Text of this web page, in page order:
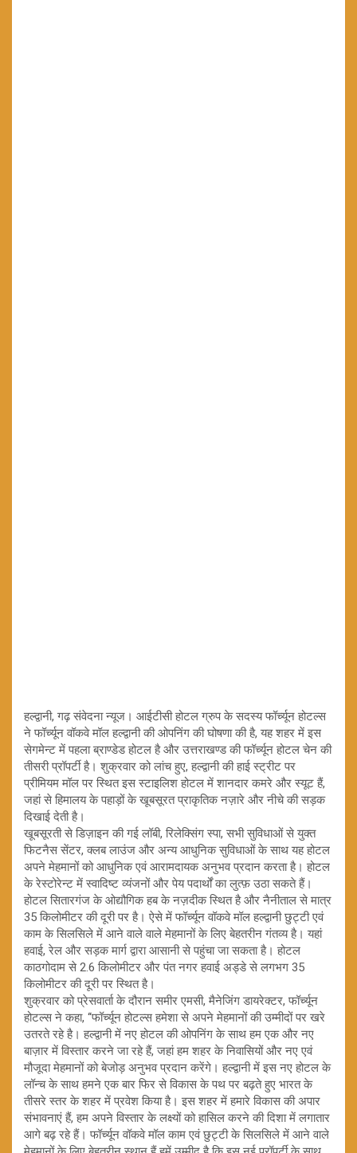
हल्द्वानी, गढ़ संवेदना न्यूज। आईटीसी होटल ग्रुप के सदस्य फॉर्च्यून होटल्स
ने फॉर्च्यून वॉकवे मॉल हल्द्वानी की ओपनिंग की घोषणा की है, यह शहर में इस
सेगमेन्ट में पहला ब्राण्डेड होटल है और उत्तराखण्ड की फॉर्च्यून होटल चेन की
तीसरी प्रॉपर्टी है। शुक्रवार को लांच हुए, हल्द्वानी की हाई स्ट्रीट पर
प्रीमियम मॉल पर स्थित इस स्टाइलिश होटल में शानदार कमरे और स्यूट हैं,
जहां से हिमालय के पहाड़ों के खूबसूरत प्राकृतिक नज़ारे और नीचे की सड़क
दिखाई देती है।
खूबसूरती से डिज़ाइन की गई लॉबी, रिलेक्सिंग स्पा, सभी सुविधाओं से युक्त
फिटनैस सेंटर, क्लब लाउंज और अन्य आधुनिक सुविधाओं के साथ यह होटल
अपने मेहमानों को आधुनिक एवं आरामदायक अनुभव प्रदान करता है। होटल
के रेस्टोरेन्ट में स्वादिष्ट व्यंजनों और पेय पदार्थों का लुत्फ़ उठा सकते हैं।
होटल सितारगंज के ओद्यौगिक हब के नज़दीक स्थित है और नैनीताल से मात्र
35 किलोमीटर की दूरी पर है। ऐसे में फॉर्च्यून वॉकवे मॉल हल्द्वानी छुट्टी एवं
काम के सिलसिले में आने वाले वाले मेहमानों के लिए बेहतरीन गंतव्य है। यहां
हवाई, रेल और सड़क मार्ग द्वारा आसानी से पहुंचा जा सकता है। होटल
काठगोदाम से 2.6 किलोमीटर और पंत नगर हवाई अड्डे से लगभग 35
किलोमीटर की दूरी पर स्थित है।
शुक्रवार को प्रेसवार्ता के दौरान समीर एमसी, मैनेजिंग डायरेक्टर, फॉर्च्यून
होटल्स ने कहा, ‘‘फॉर्च्यून होटल्स हमेशा से अपने मेहमानों की उम्मीदों पर खरे
उतरते रहे है। हल्द्वानी में नए होटल की ओपनिंग के साथ हम एक और नए
बाज़ार में विस्तार करने जा रहे हैं, जहां हम शहर के निवासियों और नए एवं
मौजूदा मेहमानों को बेजोड़ अनुभव प्रदान करेंगे। हल्द्वानी में इस नए होटल के
लॉन्च के साथ हमने एक बार फिर से विकास के पथ पर बढ़ते हुए भारत के
तीसरे स्तर के शहर में प्रवेश किया है। इस शहर में हमारे विकास की अपार
संभावनाएं हैं, हम अपने विस्तार के लक्ष्यों को हासिल करने की दिशा में लगातार
आगे बढ़ रहे हैं। फॉर्च्यून वॉकवे मॉल काम एवं छुट्टी के सिलसिले में आने वाले